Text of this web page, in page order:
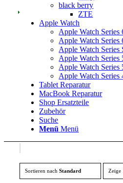
black berry
ZTE
Apple Watch
Apple Watch Series
Apple Watch Series
Apple Watch Series
Apple Watch Series
Apple Watch Series
Apple Watch Series
Tablet Reparatur
MacBook Reparatur
Shop Ersatzteile
Zubehör
Suche
Menü Menü
Sortieren nachStandard Zeige